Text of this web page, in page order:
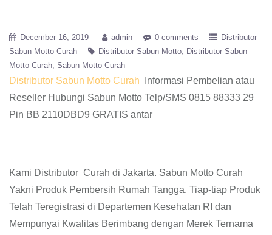
December 16, 2019 admin 0 comments
Distributor
Sabun Motto Curah
Distributor Sabun Motto
Distributor Sabun
Motto Curah Sabun Motto Curah
Distributor Sabun Motto Curah
Informasi Pembelian atau
Reseller Hubungi Sabun Motto Telp/SMS 0815 88333 29
Pin BB 2110DBD9 GRATIS antar
Kami Distributor Curah di Jakarta. Sabun Motto Curah
Yakni Produk Pembersih Rumah Tangga. Tiap-tiap Produk
Telah Teregistrasi di Departemen Kesehatan RI dan
Mempunyai Kwalitas Berimbang dengan Merek Ternama